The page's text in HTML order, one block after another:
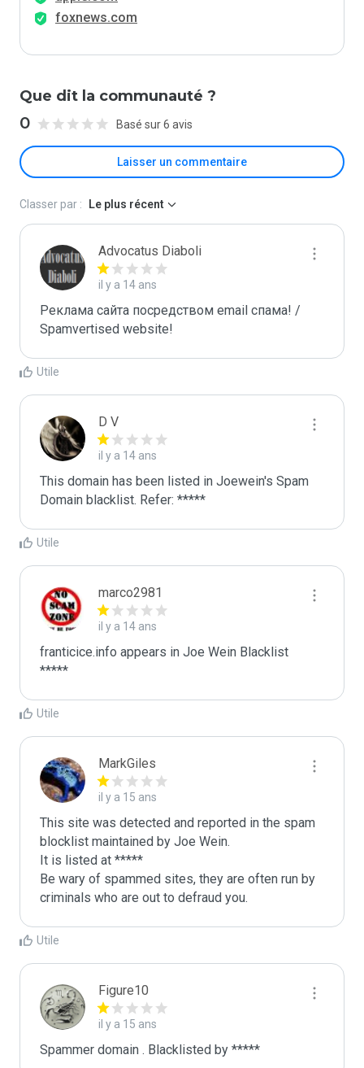
foxnews.com
Que dit la communauté ?
0 Basé sur 6 avis
Laisser un commentaire
Classer par : Le plus récent
Advocatus Diaboli
il y a 14 ans
Реклама сайта посредством email спама! /
Spamvertised website!
Utile
D V
il y a 14 ans
This domain has been listed in Joewein's Spam
Domain blacklist. Refer: *****
Utile
marco2981
il y a 14 ans
franticice.info appears in Joe Wein Blacklist
*****
Utile
MarkGiles
il y a 15 ans
This site was detected and reported in the spam
blocklist maintained by Joe Wein.
It is listed at *****
Be wary of spammed sites, they are often run by
criminals who are out to defraud you.
Utile
Figure10
il y a 15 ans
Spammer domain . Blacklisted by *****